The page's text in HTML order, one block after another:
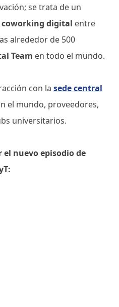
se trata de un
coworking digital entre
alrededor de 500
Team en todo el mundo.
con la sede central
el mundo, proveedores,
universitarios.
el nuevo episodio de